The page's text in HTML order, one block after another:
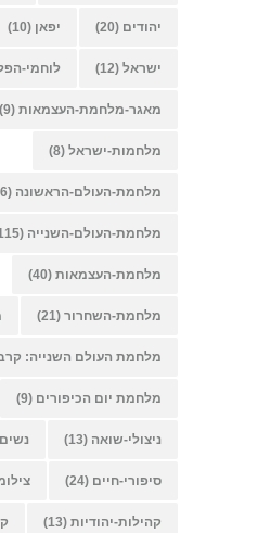
יהודים (20) יפאן (10)
ישראל (12) לוחמי-
מאגר-מלחמת-העצמאות (9)
מלחמות-ישראל (8)
מלחמת-העולם-הראשונה (26)
מלחמת-העולם-השנייה (115)
מלחמת-העצמאות (40)
מלחמת-השחרור (21)
מלחמת העולם השנייה:
מלחמת יום הכיפורים (9)
ניצולי-שואה (13) נשים
סיפורי-חיים (24)
קהילות-יהודיות (13)